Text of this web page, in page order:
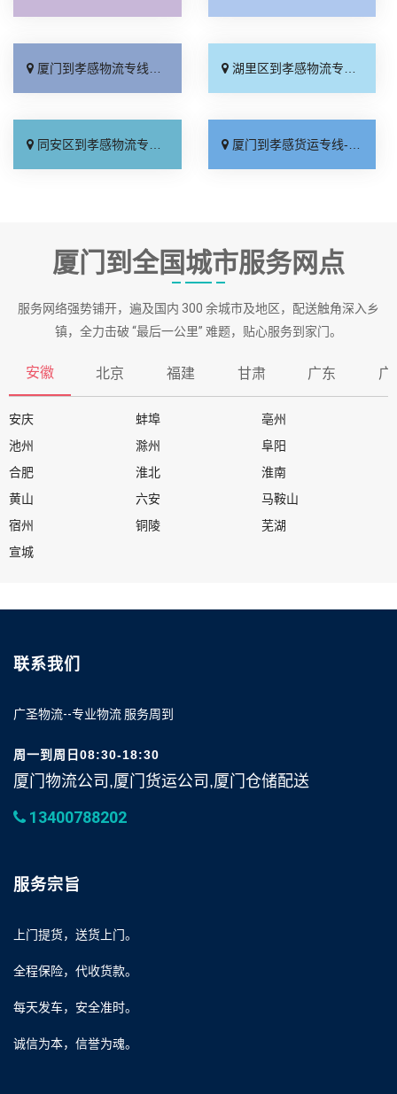
厦门到孝感物流专线_省事省心「高速快运」 湖里区到孝感物流专线_实时跟踪 「准时到货」
同安区到孝感物流专线_多少一方「高效运输」 厦门到孝感货运专线-厦门到孝感物流公司_按时送达「价位合理」
厦门到全国城市服务网点
服务网络强势铺开，遍及国内 300 余城市及地区，配送触角深入乡
镇，全力击破 “最后一公里” 难题，贴心服务到家门。
安徽 北京 福建 甘肃 广东 广
安庆 蚌埠
亳州
池州
滁州
阜阳
合肥
淮北
淮南
黄山
六安
马鞍山
宿州
铜陵
芜湖
宣城
联系我们
广圣物流--专业物流 服务周到
周一到周日08:30-18:30
厦门物流公司,厦门货运公司,厦门仓储配送
13400788202
服务宗旨
上门提货，送货上门。
全程保险，代收货款。
每天发车，安全准时。
诚信为本，信誉为魂。